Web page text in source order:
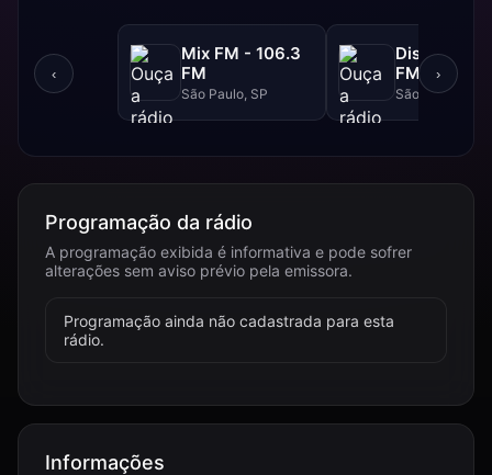
‹
Mix FM - 106.3
FM
São Paulo, SP
Disney -
FM
São Paulo, SP
›
Programação da rádio
A programação exibida é informativa e pode sofrer
alterações sem aviso prévio pela emissora.
Programação ainda não cadastrada para esta
rádio.
Informações